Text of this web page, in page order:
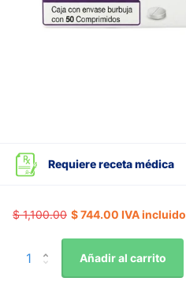
Requiere receta médica
$ 1,100.00 $ 744.00 IVA incluido
Añadir al carrito